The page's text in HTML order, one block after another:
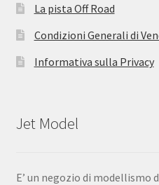
La pista Off Road
Condizioni Generali di
Informativa sulla Privacy
Jet Model
E’ un negozio di